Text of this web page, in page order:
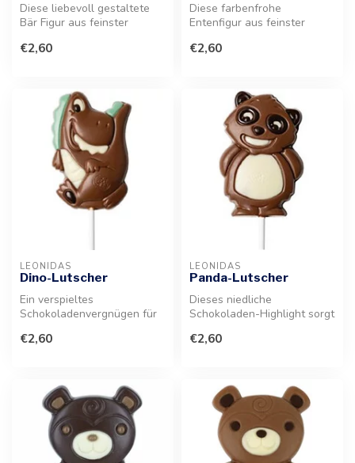
Diese liebevoll gestaltete
Bär Figur aus feinster
Genus...
€2,60
Diese farbenfrohe
Entenfigur aus feinster
ein wunderba...
€2,60
LEONIDAS
Dino-Lutscher
Ein verspieltes
Schokoladenvergnügen für
liebevoll g...
€2,60
LEONIDAS
Panda-Lutscher
Dieses niedliche
Schokoladen-Highlight sorgt
Der Lutsc...
€2,60